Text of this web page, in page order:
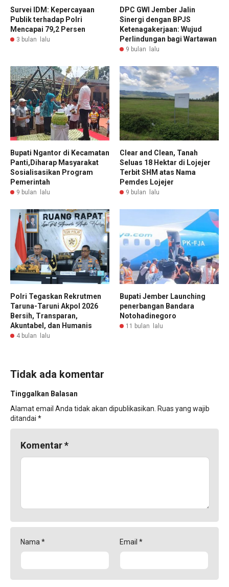
Survei IDM: Kepercayaan
Publik terhadap Polri
Mencapai 79,2 Persen
3 bulan lalu
DPC GWI Jember Jalin
Sinergi dengan BPJS
Ketenagakerjaan: Wujud
Perlindungan bagi Wartawan
9 bulan lalu
Bupati Ngantor di Kecamatan
Panti,Diharap Masyarakat
Sosialisasikan Program
Pemerintah
9 bulan lalu
Clear and Clean, Tanah
Seluas 18 Hektar di Lojejer
Terbit SHM atas Nama
Pemdes Lojejer
9 bulan lalu
Polri Tegaskan Rekrutmen
Taruna-Taruni Akpol 2026
Bersih, Transparan,
Akuntabel, dan Humanis
4 bulan lalu
Bupati Jember Launching
penerbangan Bandara
Notohadinegoro
11 bulan lalu
Tidak ada komentar
Tinggalkan Balasan
Alamat email Anda tidak akan dipublikasikan. Ruas yang wajib
ditandai *
Komentar*
Nama * Email *